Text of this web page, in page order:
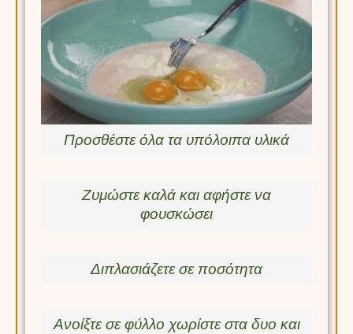
Προσθέστε όλα τα υπόλοιπα υλικά
Ζυμώστε καλά και αφήστε να
φουσκώσει
Διπλασιάζετε σε ποσότητα
Ανοίξτε σε φύλλο χωρίστε στα δυο και